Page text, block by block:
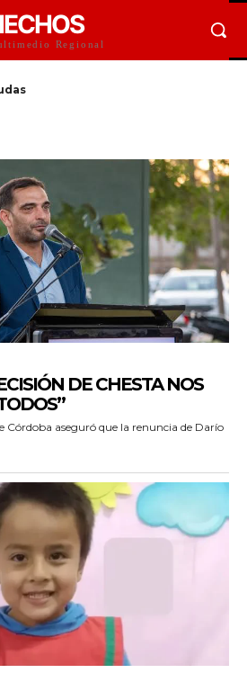
Regional
DE CHESTA NOS
Córdoba aseguró que la renuncia de Darío